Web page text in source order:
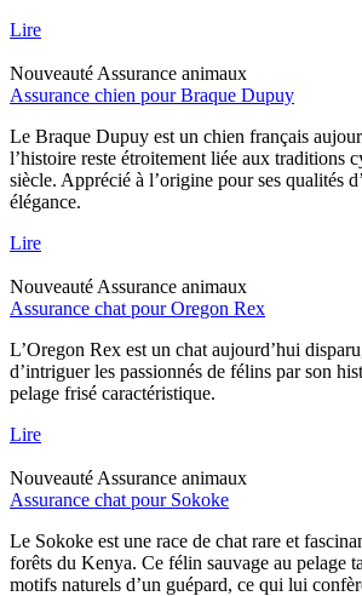
Lire
Nouveauté Assurance animaux
Assurance chien pour Braque Dupuy
Le Braque Dupuy est un chien français
l’histoire reste étroitement liée aux traditions
siècle. Apprécié à l’origine pour ses qualités
élégance.
Lire
Nouveauté Assurance animaux
Assurance chat pour Oregon Rex
L’Oregon Rex est un chat aujourd’hui
d’intriguer les passionnés de félins par son
pelage frisé caractéristique.
Lire
Nouveauté Assurance animaux
Assurance chat pour Sokoke
Le Sokoke est une race de chat rare et
forêts du Kenya. Ce félin sauvage au pelage
motifs naturels d’un guépard, ce qui lui